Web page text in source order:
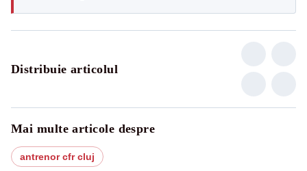
Distribuie articolul
Mai multe articole despre
antrenor cfr cluj